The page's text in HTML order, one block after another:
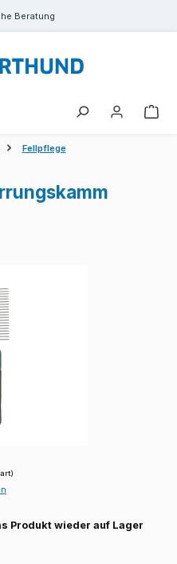
Beratung
Fellpflege
Produkt wieder auf Lager